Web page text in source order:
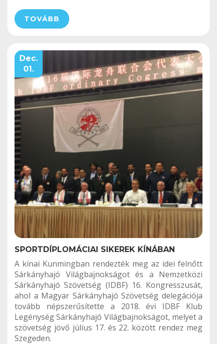
TOVÁBB
Dec.
01.
SPORTDÍPLOMÁCIAI SIKEREK KÍNÁBAN
A kínai Kunmingban rendezték meg az idei felnőtt
Sárkányhajó Világbajnokságot és a Nemzetközi
Sárkányhajó Szövetség (IDBF) 16. Kongresszusát,
ahol a Magyar Sárkányhajó Szövetség delegációja
tovább népszerűsítette a 2018. évi IDBF Klub
Legénység Sárkányhajó Világbajnokságot, melyet a
szövetség jövő július 17. és 22. között rendez meg
Szegeden.